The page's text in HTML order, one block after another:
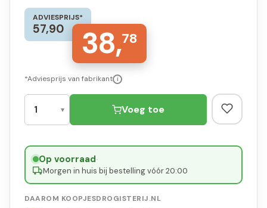
ADVIESPRIJS*
57,90 38,78
*Adviesprijs van fabrikant i
Voeg toe
Op voorraad·
Morgen in huis bij bestelling vóór 20:00
DAAROM KOOPJESDROGISTERIJ.NL